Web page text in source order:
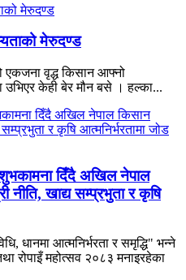
मेरुदण्ड
एकजना वृद्ध किसान आफ्नो
केही बेर मौन बसे । हल्का...
दिँदै अखिल नेपाल
नीति, खाद्य सम्प्रभुता र कृषि
धानमा आत्मनिर्भरता र समृद्धि" भन्ने
रोपाइँ महोत्सव २०८३ मनाइरहेका